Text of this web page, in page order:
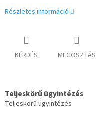
Részletes információ
KÉRDÉS MEGOSZTÁS
Teljeskörű ügyintézés
Teljeskörű ügyintézés